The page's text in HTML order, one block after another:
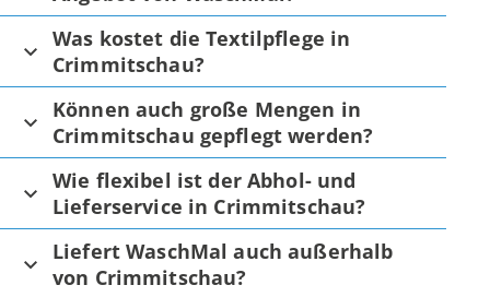
Was kostet die Textilpflege in
Crimmitschau?
Können auch große Mengen in
Crimmitschau gepflegt werden?
Wie flexibel ist der Abhol- und
Lieferservice in Crimmitschau?
Liefert WaschMal auch außerhalb
von Crimmitschau?